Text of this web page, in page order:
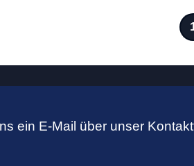
ein E-Mail über unser